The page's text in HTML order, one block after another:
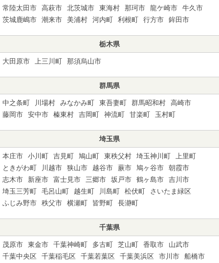
常陸太田市 高萩市 北茨城市 東海村 那珂市 龍ケ崎市
牛久市
茨城鹿嶋市
潮来市 美浦村 河内町 利根町 行方市 鉾田市
栃木県
大田原市 上三川町 那須烏山市
群馬県
中之条町 川場村 みなかみ町 東吾妻町 群馬昭和村
高崎市
藤岡市
安中市 榛東村 吉岡町 神流町 甘楽町 玉村町
埼玉県
本庄市 小川町 吉見町 鳩山町 東秩父村 埼玉神川町
上里町
ときがわ町
川越市 狭山市 越谷市 蕨市 鳩ヶ谷市
朝霞市
志木市
新座市 富士見市 三郷市 坂戸市 鶴ヶ島市
吉川市
埼玉三芳町
毛呂山町 越生町 川島町 松伏町
さいたま緑区
ふじみ野市
秩父市 横瀬町 皆野町 長瀞町
千葉県
茂原市 東金市 千葉神崎町 多古町 芝山町 香取市
山武市
千葉中央区
千葉稲毛区 千葉若葉区 千葉美浜区 市川市
船橋市